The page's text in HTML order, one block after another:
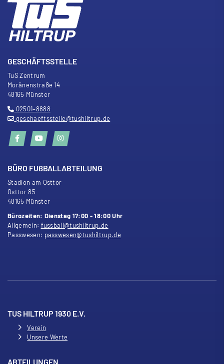
GESCHÄFTSSTELLE
TuS Zentrum
Moränenstraße 14
48165 Münster
02501–8888
geschaeftsstelle@tushiltrup.de
BÜRO FUßBALLABTEILUNG
Stadion am Osttor
Osttor 85
48165 Münster
Bürozeiten: Dienstag 17:00 - 18:00 Uhr
Allgemein: fussball@tushiltrup.de
Passwesen: passwesen@tushiltrup.de
TUS HILTRUP 1930 E.V.
Verein
Unsere Werte
ABTEILUNGEN